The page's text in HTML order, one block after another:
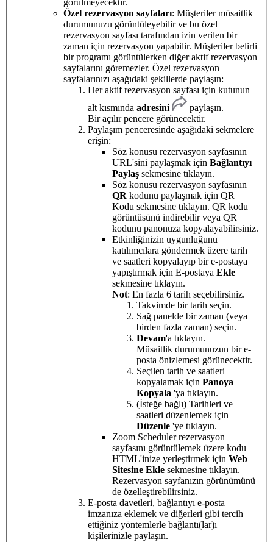
görülmeyecektir.
Özel rezervasyon sayfaları: Müşteriler müsaitlik
durumunuzu görüntüleyebilir ve bu özel
rezervasyon sayfası tarafından izin verilen bir
zaman için rezervasyon yapabilir. Müşteriler belirli
bir programı görüntülerken diğer aktif rezervasyon
sayfalarını göremezler. Özel rezervasyon
sayfalarınızı aşağıdaki şekillerde paylaşın:
Her aktif rezervasyon sayfası için kutunun
alt kısmında adresini
paylaşın.
Bir açılır pencere görünecektir.
Paylaşım penceresinde aşağıdaki sekmelere
erişin:
Söz konusu rezervasyon sayfasının
URL'sini paylaşmak için Bağlantıyı
Paylaş sekmesine tıklayın.
Söz konusu rezervasyon sayfasının
QR kodunu paylaşmak için QR
Kodu sekmesine tıklayın. QR kodu
görüntüsünü indirebilir veya QR
kodunu panonuza kopyalayabilirsiniz.
Etkinliğinizin uygunluğunu
katılımcılara göndermek üzere tarih
ve saatleri kopyalayıp bir e-postaya
yapıştırmak için E-postaya Ekle
sekmesine tıklayın.
Not: En fazla 6 tarih seçebilirsiniz.
Takvimde bir tarih seçin.
Sağ panelde bir zaman (veya
birden fazla zaman) seçin.
Devam'a tıklayın.
Müsaitlik durumunuzun bir e-
posta önizlemesi görünecektir.
Seçilen tarih ve saatleri
kopyalamak için Panoya
Kopyala 'ya tıklayın.
(İsteğe bağlı) Tarihleri ve
saatleri düzenlemek için
Düzenle 'ye tıklayın.
Zoom Scheduler rezervasyon
sayfasını görüntülemek üzere kodu
HTML'inize yerleştirmek için Web
Sitesine Ekle sekmesine tıklayın.
Rezervasyon sayfanızın görünümünü
de özelleştirebilirsiniz.
E-posta davetleri, bağlantıyı e-posta
imzanıza eklemek ve diğerleri gibi tercih
ettiğiniz yöntemlerle bağlantı(lar)ı
kişilerinizle paylaşın.